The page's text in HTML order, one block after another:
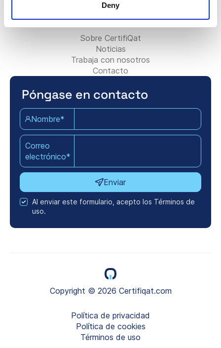
Deny
Kontakta partnerteamet
Acerca de Certifiqat:
Sobre CertifiQat
Noticias
Trabaja con nosotros
Contacto
Póngase en contacto
Nombre*
Correo
electrónico*
Enviar
Al enviar este formulario, acepto los Términos de
uso.
Copyright © 2026 Certifiqat.com
Política de privacidad
Política de cookies
Términos de uso